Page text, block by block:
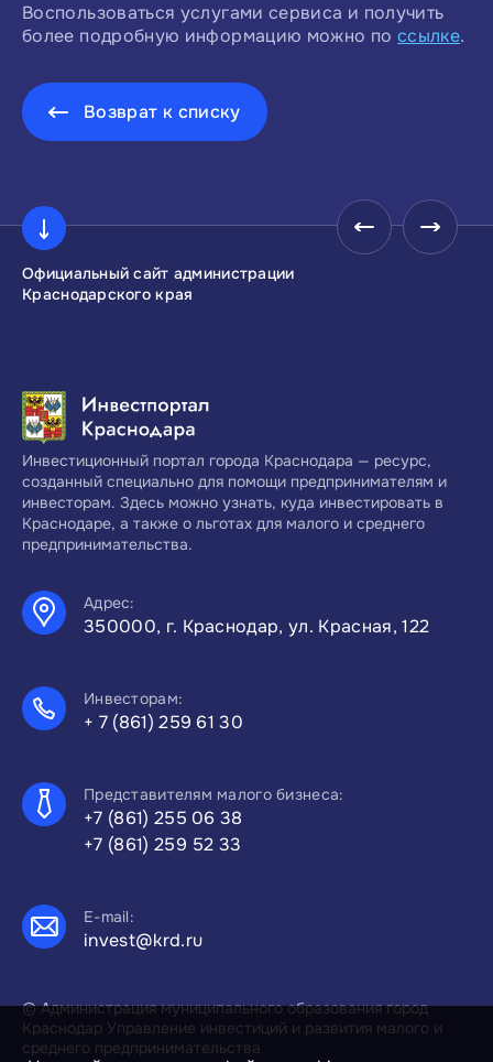
Воспользоваться услугами сервиса и получить
более подробную информацию можно по ссылке.
Возврат к списку
Официальный сайт администрации
Краснодарского края
Инвестиционный портал города Краснодара — ресурс,
созданный специально для помощи предпринимателям и
инвесторам. Здесь можно узнать, куда инвестировать в
Краснодаре, а также о льготах для малого и среднего
предпринимательства.
Адрес:
350000, г. Краснодар, ул. Красная, 122
Инвесторам:
+ 7 (861) 259 61 30
Представителям малого бизнеса:
+7 (861) 255 06 38
+7 (861) 259 52 33
E-mail:
invest@krd.ru
© Администрация муниципального образования город
Краснодар Управление инвестиций и развития малого и
среднего предпринимательства